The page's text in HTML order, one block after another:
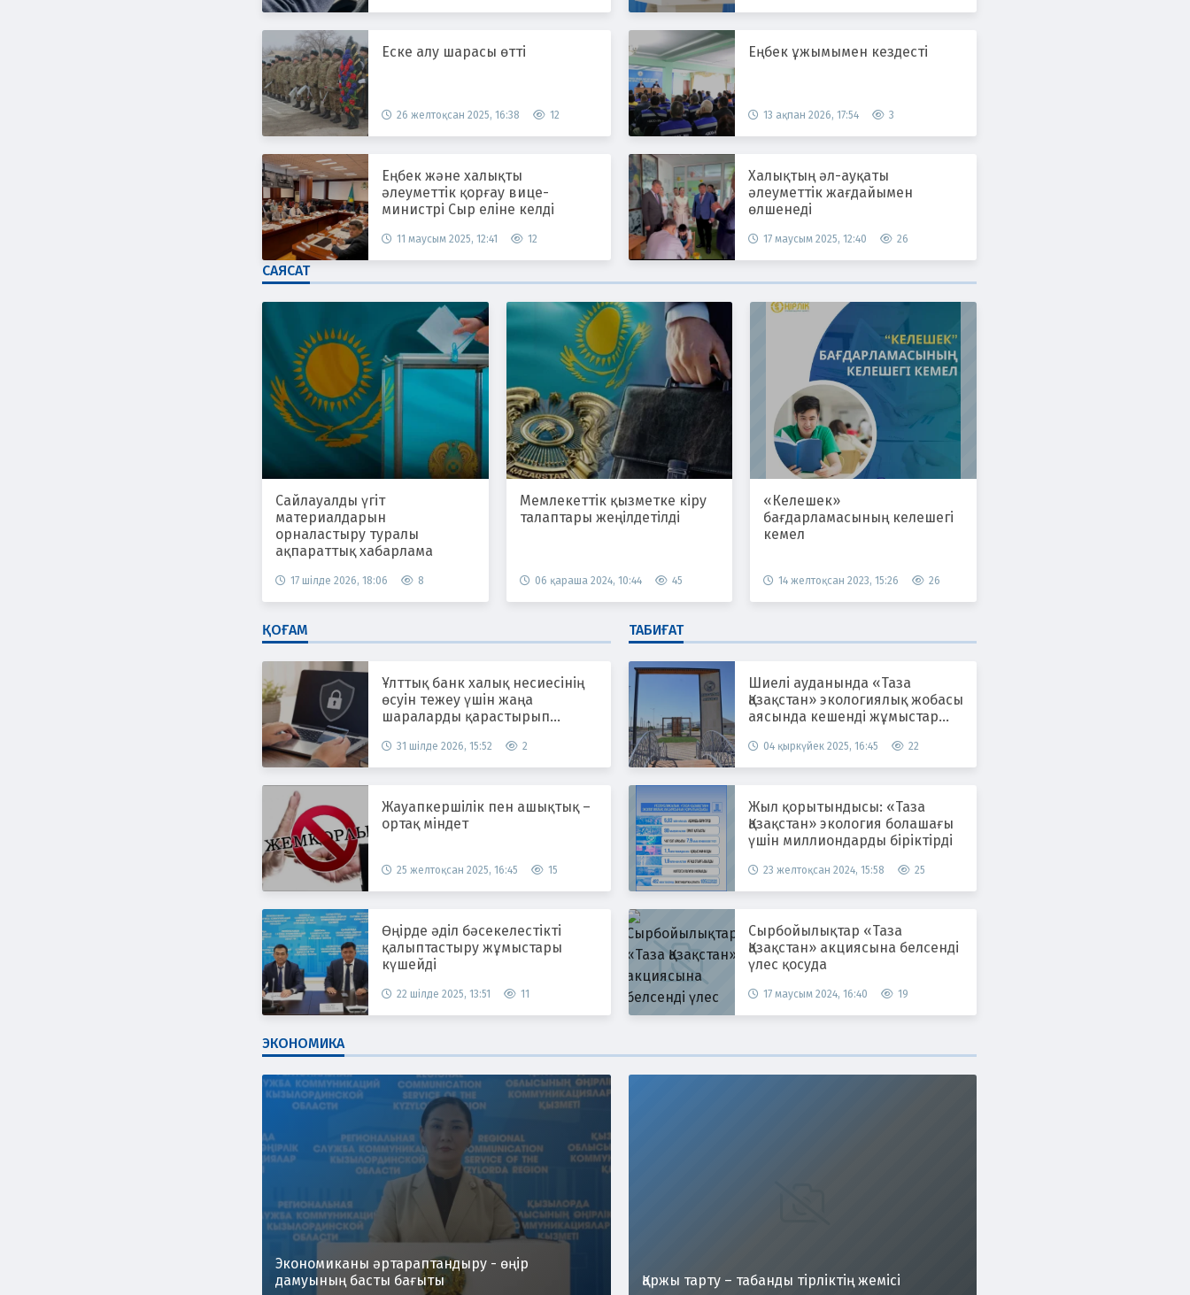
Еске алу шарасы өтті
26 желтоқсан 2025, 16:38 12
Еңбек және халықты
әлеуметтік қорғау вице-
министрі Сыр еліне келді
11 маусым 2025, 12:41 12
Еңбек ұжымымен кездесті
13 ақпан 2026, 17:54 3
Халықтың әл-ауқаты
әлеуметтік жағдайымен
өлшенеді
17 маусым 2025, 12:40 26
САЯСАТ
Сайлауалды үгіт
материалдарын
орналастыру туралы
ақпараттық хабарлама
17 шілде 2026, 18:06 8
Мемлекеттік қызметке кіру
талаптары жеңілдетілді
06 қараша 2024, 10:44 45
«Келешек»
бағдарламасының келешегі
кемел
14 желтоқсан 2023, 15:26 26
ҚОҒАМ
Ұлттық банк халық несиесінің
өсуін тежеу үшін жаңа
шараларды қарастырып
31 шілде 2026, 15:52 2
Жауапкершілік пен ашықтық –
ортақ міндет
25 желтоқсан 2025, 16:45 15
Өңірде әділ бәсекелестікті
қалыптастыру жұмыстары
күшейді
22 шілде 2025, 13:51 11
ТАБИҒАТ
Шиелі ауданында «Таза
Қазақстан» экологиялық жобасы
аясында кешенді жұмыстар
04 қыркүйек 2025, 16:45 22
Жыл қорытындысы: «Таза
Қазақстан» экология болашағы
үшін миллиондарды біріктірді
23 желтоқсан 2024, 15:58 25
Сырбойылықтар «Таза
Қазақстан» акциясына белсенді
үлес қосуда
17 маусым 2024, 16:40 19
ЭКОНОМИКА
Экономиканы әртараптандыру - өңір
дамуының басты бағыты
Қаржы тарту – табанды тірліктің жемісі